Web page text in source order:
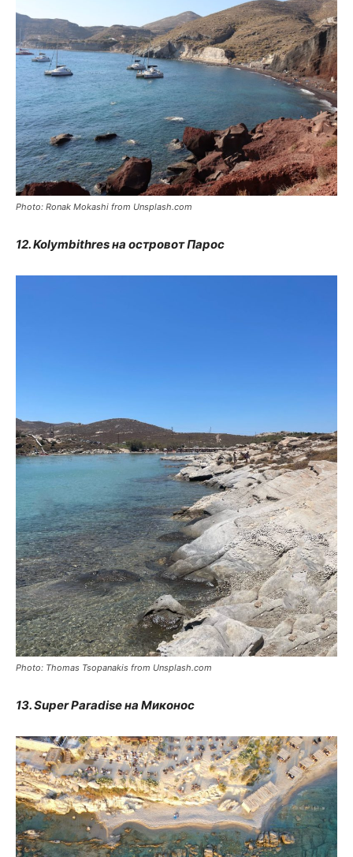
Photo: Ronak Mokashi from Unsplash.com
12. Kolymbithres на островот Парос
Photo: Thomas Tsopanakis from Unsplash.com
13. Super Paradise на Миконос